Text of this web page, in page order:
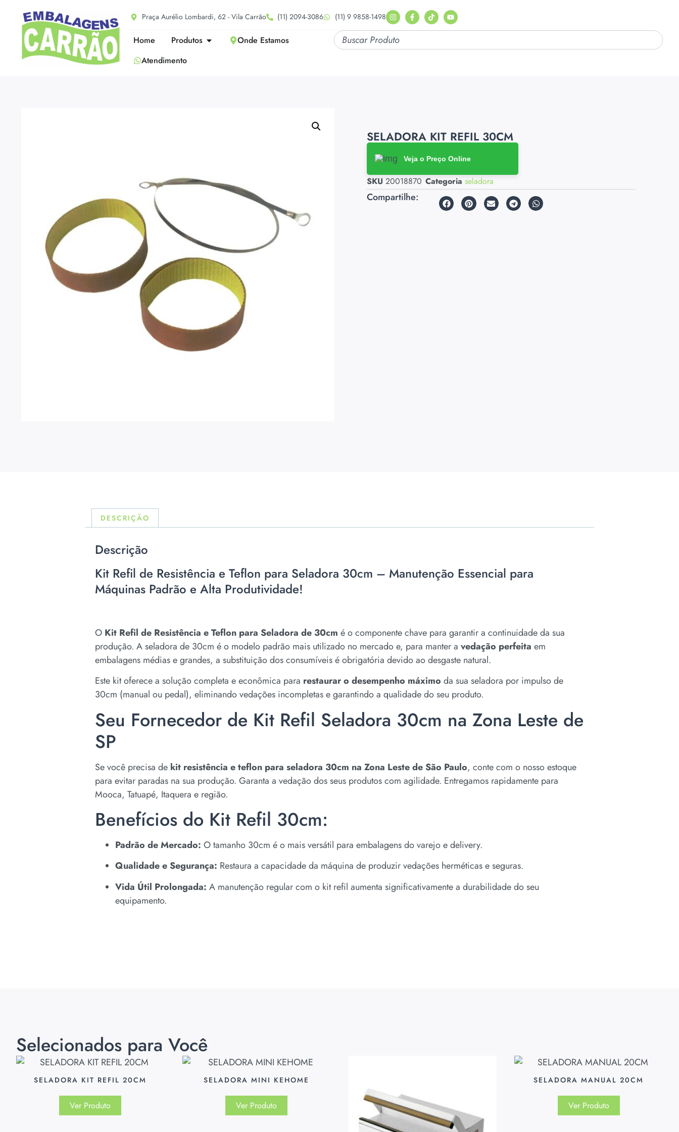
Praça Aurélio Lombardi, 62 - Vila Carrão (11) 2094-3086 (11) 9 9858-1498
Home Produtos
Onde Estamos
Atendimento
SELADORA KIT REFIL 30CM
Veja o Preço Online
SKU 20018870 Categoria seladora
Compartilhe:
DESCRIÇÃO
Descrição
Kit Refil de Resistência e Teflon para Seladora 30cm – Manutenção Essencial para
Máquinas Padrão e Alta Produtividade!
O Kit Refil de Resistência e Teflon para Seladora de 30cm é o componente chave para garantir a continuidade da sua
produção. A seladora de 30cm é o modelo padrão mais utilizado no mercado e, para manter a vedação perfeita em
embalagens médias e grandes, a substituição dos consumíveis é obrigatória devido ao desgaste natural.
Este kit oferece a solução completa e econômica para restaurar o desempenho máximo da sua seladora por impulso de
30cm (manual ou pedal), eliminando vedações incompletas e garantindo a qualidade do seu produto.
Seu Fornecedor de Kit Refil Seladora 30cm na Zona Leste de
SP
Se você precisa de kit resistência e teflon para seladora 30cm na Zona Leste de São Paulo, conte com o nosso estoque
para evitar paradas na sua produção. Garanta a vedação dos seus produtos com agilidade. Entregamos rapidamente para
Mooca, Tatuapé, Itaquera e região.
Benefícios do Kit Refil 30cm:
Padrão de Mercado: O tamanho 30cm é o mais versátil para embalagens do varejo e delivery.
Qualidade e Segurança: Restaura a capacidade da máquina de produzir vedações herméticas e seguras.
Vida Útil Prolongada: A manutenção regular com o kit refil aumenta significativamente a durabilidade do seu
equipamento.
Selecionados para Você
SELADORA KIT REFIL 20CM
Ver Produto
SELADORA MINI KEHOME
Ver Produto
SELADORA MANUAL 20CM
Ver Produto